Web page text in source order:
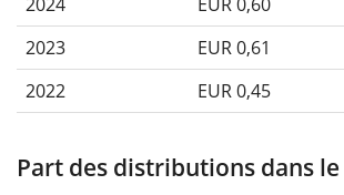
2023
EUR 0,61
2022
EUR 0,45
Part des distributions dans